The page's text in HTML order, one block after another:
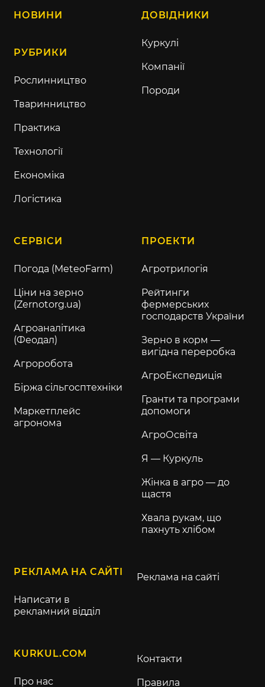
НОВИНИ
РУБРИКИ
Рослинництво
Тваринництво
Практика
Технології
Економіка
Логістика
ДОВІДНИКИ
Куркулі
Компанії
Породи
СЕРВІСИ
Погода (MeteoFarm)
Ціни на зерно
(Zernotorg.ua)
Агроаналітика
(Феодал)
Агроробота
Біржа сільгосптехніки
Маркетплейс
агронома
ПРОЕКТИ
Агротрилогія
Рейтинги
фермерських
господарств України
Зерно в корм —
вигідна переробка
АгроЕкспедиція
Гранти та програми
допомоги
АгроОсвіта
Я — Куркуль
Жінка в агро — до
щастя
Хвала рукам, що
пахнуть хлібом
РЕКЛАМА НА САЙТІ
Написати в
рекламний відділ
Реклама на сайті
KURKUL.COM
Про нас
Контакти
Правила